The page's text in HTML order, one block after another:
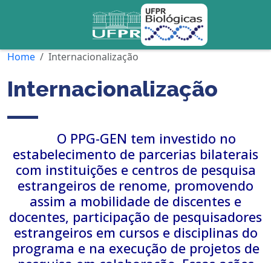
Home Internacionalização
Internacionalização
O PPG-GEN tem investido no
estabelecimento de parcerias bilaterais
com instituições e centros de pesquisa
estrangeiros de renome, promovendo
assim a mobilidade de discentes e
docentes, participação de pesquisadores
estrangeiros em cursos e disciplinas do
programa e na execução de projetos de